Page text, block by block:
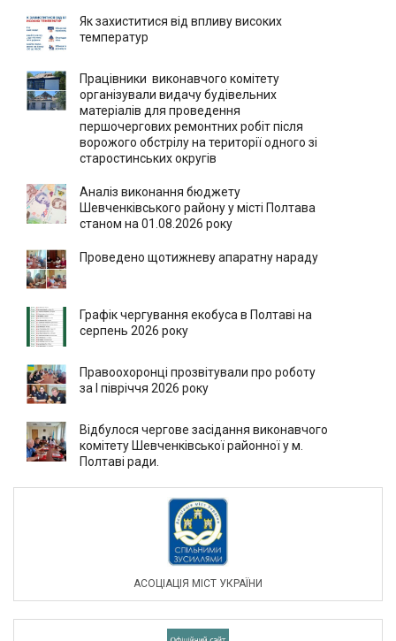
Як захиститися від впливу високих
температур
Працівники виконавчого комітету
організували видачу будівельних
матеріалів для проведення
першочергових ремонтних робіт після
ворожого обстрілу на території одного зі
старостинських округів
Аналіз виконання бюджету
Шевченківського району у місті Полтава
станом на 01.08.2026 року
Проведено щотижневу апаратну нараду
Графік чергування екобуса в Полтаві на
серпень 2026 року
Правоохоронці прозвітували про роботу
за І півріччя 2026 року
Відбулося чергове засідання виконавчого
комітету Шевченківської районної у м.
Полтаві ради.
АСОЦIАЦIЯ МIСТ УКРАЇНИ